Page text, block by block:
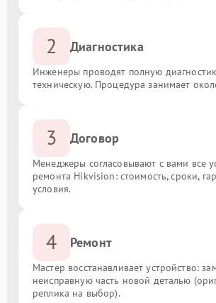
2 Диагностика
Инженеры проводят полную
техническую. Процедура занимает
3 Договор
Менеджеры согласовывают с вами все
ремонта Hikvision: стоимость, сроки,
условия.
4 Ремонт
Мастер восстанавливает устройство:
неисправную часть новой деталью
реплика на выбор).